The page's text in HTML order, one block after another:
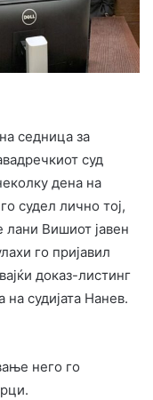
седница за
суд
дена на
судел лично тој,
Вишиот јавен
го пријавил
доказ-листинг
судијата Нанев.
него го